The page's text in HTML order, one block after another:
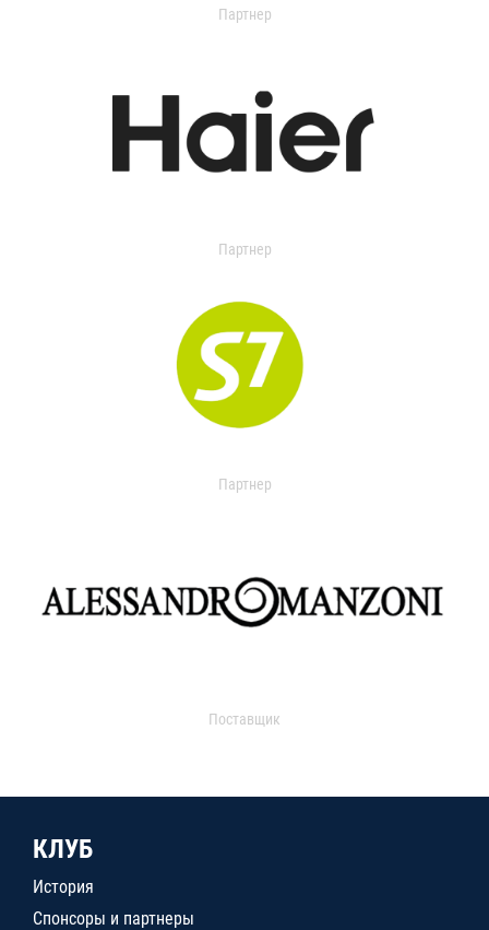
Партнер
Партнер
Партнер
Поставщик
КЛУБ
История
Спонсоры и партнеры